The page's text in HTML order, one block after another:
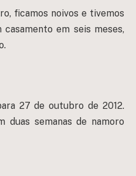
ficamos noivos e tivemos
em seis meses,
27 de outubro de 2012.
duas semanas de namoro